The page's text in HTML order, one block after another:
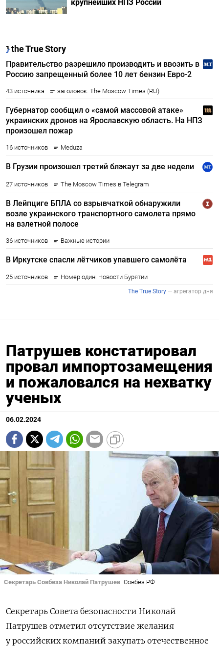
крупнейших НПЗ России
Патрушев констатировал
провал импортозамещения
и пожаловался на нехватку
ученых
06.02.2024
Секретарь Совбеза Николай Патрушев Совбез РФ
Секретарь Совета безопасности Николай
Патрушев отметил отсутствие желания
у российских компаний закупать отечественное